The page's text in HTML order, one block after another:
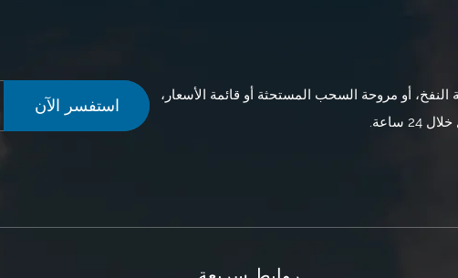
أو مروحة السحب المستحثة أو قائمة الأسعار،
ساعة.
استفسر الآن